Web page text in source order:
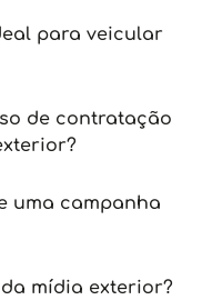
para veicular
de contratação
uma campanha
mídia exterior?